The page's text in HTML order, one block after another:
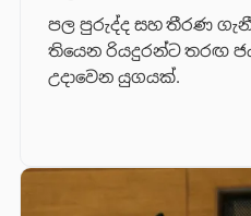
පල පුරුද්ද සහ තීරණ
තියෙන රියදුරන්ට තරඟ
උදාවෙන යුගයක්.